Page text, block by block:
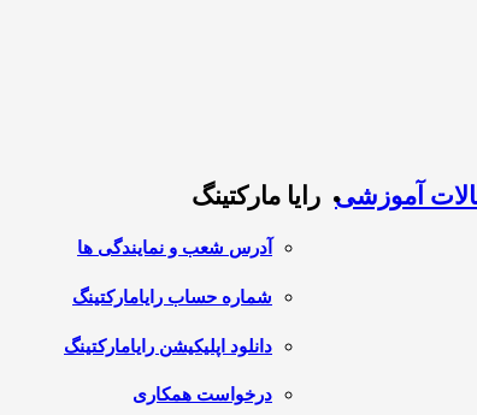
آموزشی رایا مارکتینگ
آدرس شعب و نمایندگی ها
شماره حساب رایامارکتینگ
دانلود اپلیکیشن رایامارکتینگ
درخواست همکاری